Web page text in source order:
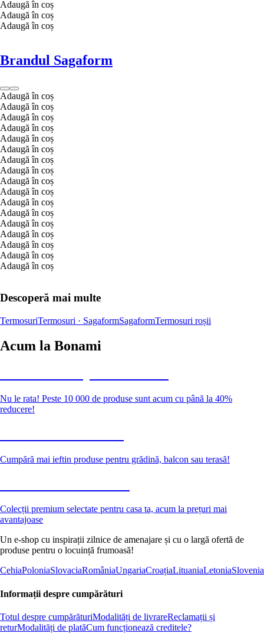
Adaugă în coș
Adaugă în coș
Adaugă în coș
Brandul Sagaform
Adaugă în coș
Adaugă în coș
Adaugă în coș
Adaugă în coș
Adaugă în coș
Adaugă în coș
Adaugă în coș
Adaugă în coș
Adaugă în coș
Adaugă în coș
Adaugă în coș
Adaugă în coș
Adaugă în coș
Adaugă în coș
Adaugă în coș
Adaugă în coș
Adaugă în coș
Descoperă mai multe
TermosuriTermosuri · SagaformSagaformTermosuri roșii
Acum la Bonami
Nu le rata! Peste 10 000 de produse sunt acum cu până la 40%
reducere!
Cumpără mai ieftin produse pentru grădină, balcon sau terasă!
Colecții premium selectate pentru casa ta, acum la prețuri mai
avantajoase
Un e-shop cu inspirații zilnice de amenajare și cu o largă ofertă de
produse pentru o locuință frumoasă!
CehiaPoloniaSlovaciaRomâniaUngariaCroațiaLituaniaLetoniaSlovenia
Informații despre cumpărături
Totul despre cumpărăturiModalități de livrareReclamații și
returModalități de platăCum funcționează creditele?